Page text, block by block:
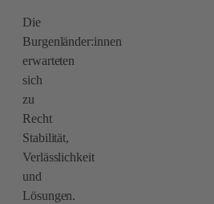
Die
Burgenländer:innen
erwarteten
sich
zu
Recht
Stabilität,
Verlässlichkeit
und
Lösungen.